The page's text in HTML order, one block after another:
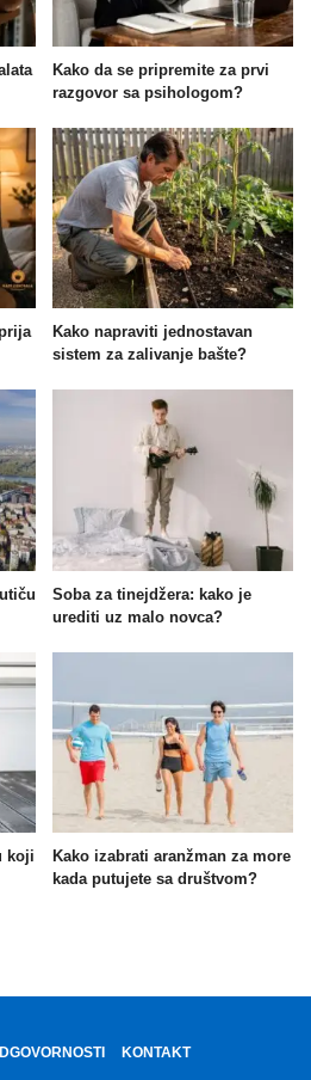
Kako da se pripremite za prvi
razgovor sa psihologom?
Kako napraviti jednostavan
sistem za zalivanje bašte?
Soba za tinejdžera: kako je
urediti uz malo novca?
koji
Kako izabrati aranžman za more
kada putujete sa društvom?
KONTAKT